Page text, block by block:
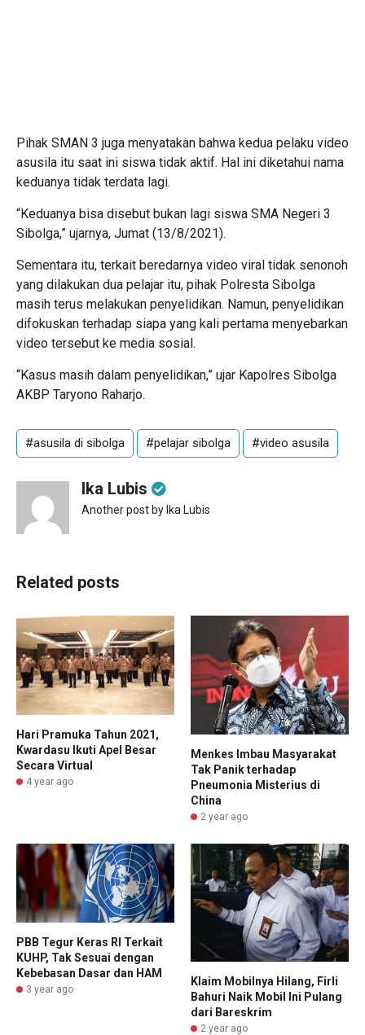
Pihak SMAN 3 juga menyatakan bahwa kedua pelaku video
asusila itu saat ini siswa tidak aktif. Hal ini diketahui nama
keduanya tidak terdata lagi.
“Keduanya bisa disebut bukan lagi siswa SMA Negeri 3
Sibolga,” ujarnya, Jumat (13/8/2021).
Sementara itu, terkait beredarnya video viral tidak senonoh
yang dilakukan dua pelajar itu, pihak Polresta Sibolga
masih terus melakukan penyelidikan. Namun, penyelidikan
difokuskan terhadap siapa yang kali pertama menyebarkan
video tersebut ke media sosial.
“Kasus masih dalam penyelidikan,” ujar Kapolres Sibolga
AKBP Taryono Raharjo.
#asusila di sibolga #pelajar sibolga #video asusila
Ika Lubis
Another post by Ika Lubis
Related posts
Hari Pramuka Tahun 2021,
Kwardasu Ikuti Apel Besar
Secara Virtual
4 year ago
Menkes Imbau Masyarakat
Tak Panik terhadap
Pneumonia Misterius di
China
2 year ago
PBB Tegur Keras RI Terkait
KUHP, Tak Sesuai dengan
Kebebasan Dasar dan HAM
3 year ago
Klaim Mobilnya Hilang, Firli
Bahuri Naik Mobil Ini Pulang
dari Bareskrim
2 year ago